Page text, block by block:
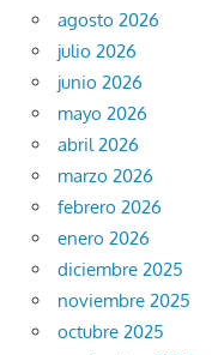
agosto 2026
julio 2026
junio 2026
mayo 2026
abril 2026
marzo 2026
febrero 2026
enero 2026
diciembre 2025
noviembre 2025
octubre 2025